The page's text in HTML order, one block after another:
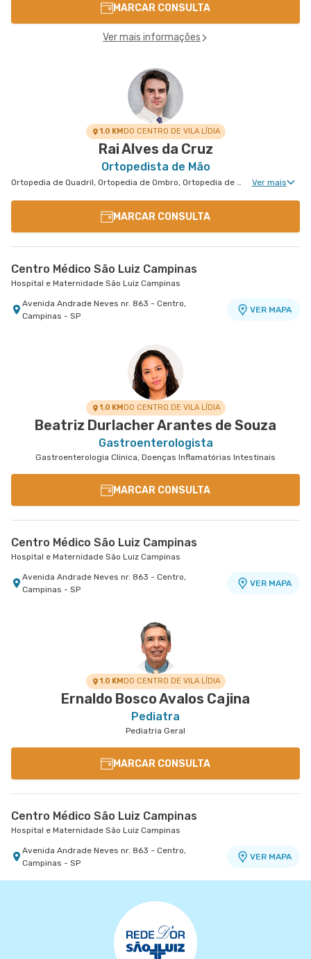
MARCAR CONSULTA
Ver mais informações
1.0 KMDO CENTRO DE VILA LÍDIA
Rai Alves da Cruz
Ortopedista de Mão
Ortopedia de Quadril, Ortopedia de Ombro, Ortopedia de Joelho, Ortopedia Geral, Cirurgia de Joelho, Medicina Esportiva Clinica, Ortopedia de Cotovelo, Cirurgia de Cotovelo, Cirurgia de Quadril, Cirurgia de Ombro, Cirurgia de Mão Ver mais
MARCAR CONSULTA
Centro Médico São Luiz Campinas
Hospital e Maternidade São Luiz Campinas
Avenida Andrade Neves nr. 863 - Centro,
Campinas - SP
VER MAPA
1.0 KMDO CENTRO DE VILA LÍDIA
Beatriz Durlacher Arantes de Souza
Gastroenterologista
Gastroenterologia Clinica, Doenças Inflamatórias Intestinais
MARCAR CONSULTA
Centro Médico São Luiz Campinas
Hospital e Maternidade São Luiz Campinas
Avenida Andrade Neves nr. 863 - Centro,
Campinas - SP
VER MAPA
1.0 KMDO CENTRO DE VILA LÍDIA
Ernaldo Bosco Avalos Cajina
Pediatra
Pediatria Geral
MARCAR CONSULTA
Centro Médico São Luiz Campinas
Hospital e Maternidade São Luiz Campinas
Avenida Andrade Neves nr. 863 - Centro,
Campinas - SP
VER MAPA